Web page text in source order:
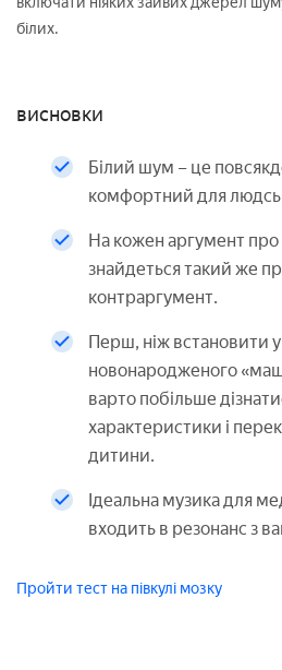
білих.
висновки
Білий шум – це
комфортний для
На кожен аргумент про
знайдеться такий же
контраргумент.
Перш, ніж встановити
новонародженого
варто побільше
характеристики і
дитини.
Ідеальна музика для
входить в резонанс з
Пройти тест на півкулі мозку